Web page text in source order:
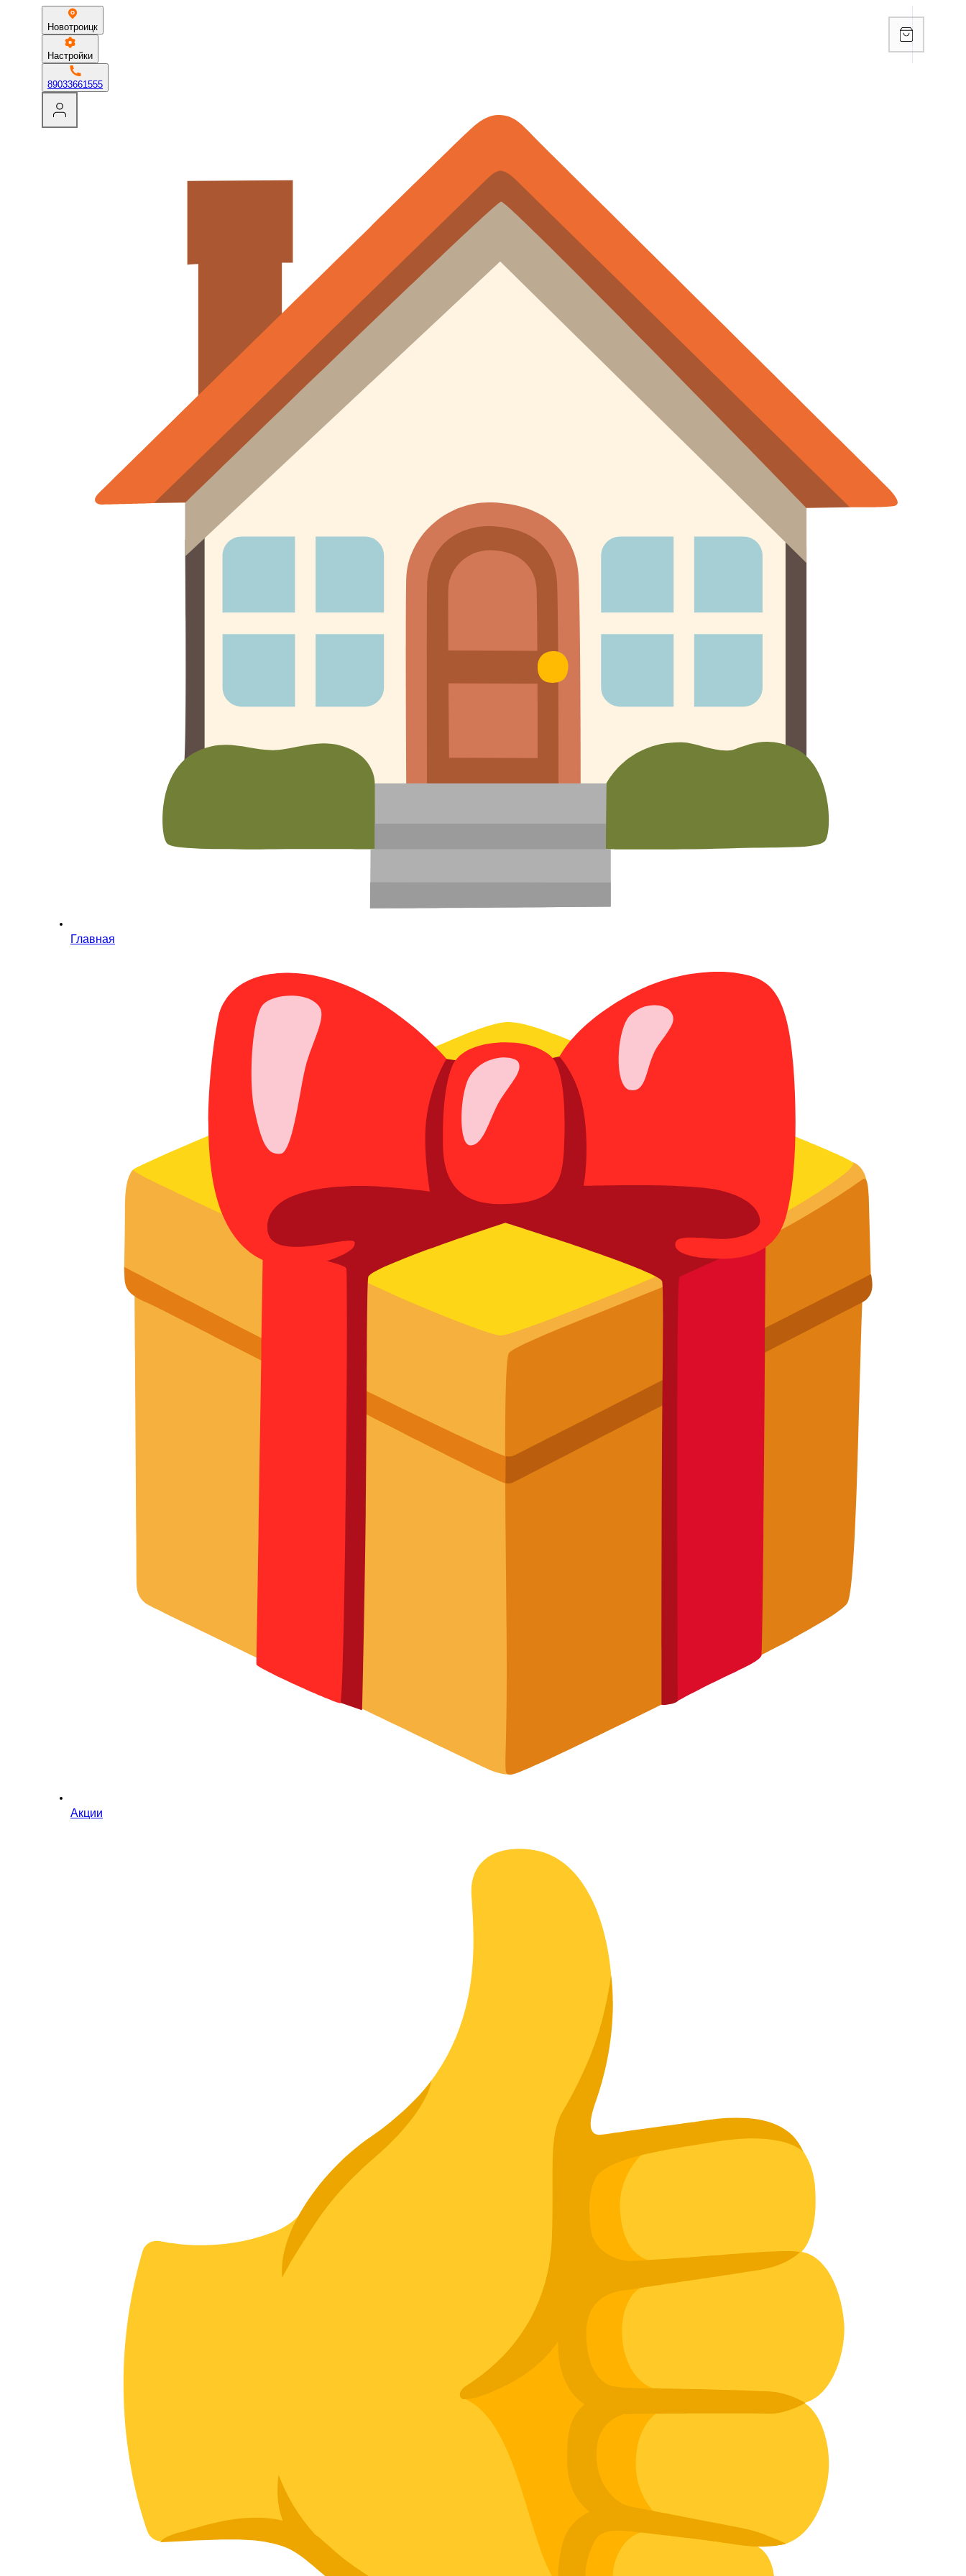
Новотроицк
Настройки
89033661555
Главная
Акции